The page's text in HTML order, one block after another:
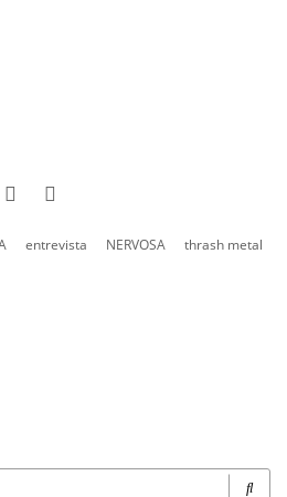
entrevista NERVOSA thrash metal